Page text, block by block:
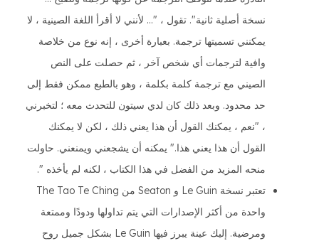
نسخة أصلية ثانية". تقول ، "... لأنني لا أقرأ اللغة الصينية ، لا
يمكنني تسميتها ترجمة. بعبارة أخرى ، إنه نوع من خلاصة
وافية لترجمات أي شخص آخر ، ثم حصلت على النص
الصيني مع ترجمة كلمة بكلمة ، وهو بالطبع ممكن فقط إلى
حد محدود. وبعد ذلك كان لدي سيتون للتحدث معه ؛ لتخبرني
، "نعم ، يمكنك القول أن هذا يعني ذلك ، لكن لا يمكنك
القول أن هذا يعني هذا." يمكنه أن يشجعني ويمنعني. حاولت
منحه المزيد من الفضل في هذا الكتاب ، لكنه لم يأخذه ".
تعتبر نسخة Le Guin و Seaton من The Tao Te Ching
واحدة من أكثر الإصدارات التي يتم تداولها ودودًا وممتعة
ومرضية. إليك عينة يبرز فيها Le Guin بشكل جميل روح